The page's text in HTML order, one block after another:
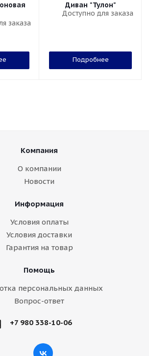
заказа
Диван "Тулон"
Доступно для заказа
Подробнее
Компания
О компании
Новости
Информация
Условия оплаты
Условия доставки
Гарантия на товар
Помощь
персональных данных
Вопрос-ответ
+7 980 338-10-06